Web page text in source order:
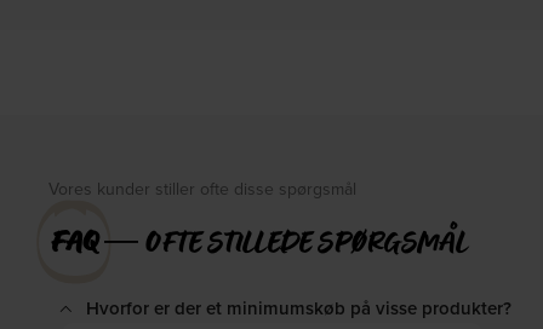
Vores kunder stiller ofte disse spørgsmål
FAQ― OFTE STILLEDE SPØRGSMÅL
Hvorfor er der et minimumskøb på visse produkter?